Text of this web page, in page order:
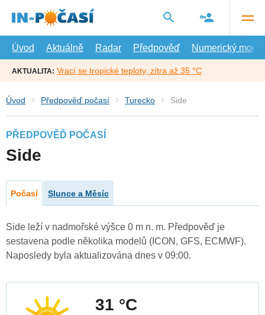
hlavní
Úvod
Aktuálně Radar Předpověď Numerický model
AKTUALITA: Vrací se tropické teploty, zítra až 35 °C
Úvod Předpověď počasí Turecko Side
PŘEDPOVĚĎ POČASÍ
Side
Počasí Slunce a Měsíc
Side leží v nadmořské výšce 0 m n. m. Předpověď je
sestavena podle několika modelů (ICON, GFS, ECMWF).
Naposledy byla aktualizována dnes v 09:00.
31 °C